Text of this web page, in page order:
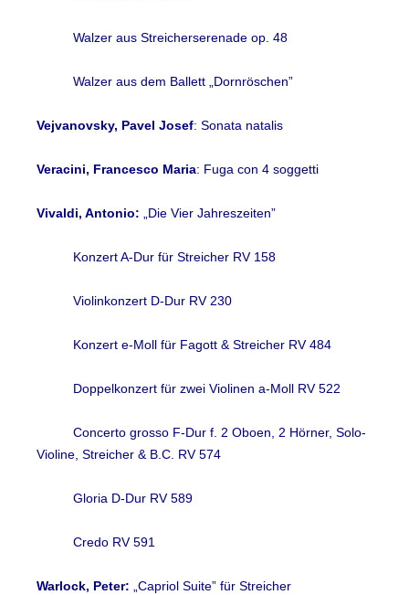
Walzer aus Streicherserenade op. 48
Walzer aus dem Ballett „Dornröschen”
Vejvanovsky, Pavel Josef: Sonata natalis
Veracini, Francesco Maria: Fuga con 4 soggetti
Vivaldi, Antonio: „Die Vier Jahreszeiten”
Konzert A-Dur für Streicher RV 158
Violinkonzert D-Dur RV 230
Konzert e-Moll für Fagott & Streicher RV 484
Doppelkonzert für zwei Violinen a-Moll RV 522
Concerto grosso F-Dur f. 2 Oboen, 2 Hörner, Solo-
Violine, Streicher & B.C. RV 574
Gloria D-Dur RV 589
Credo RV 591
Warlock, Peter: „Capriol Suite” für Streicher